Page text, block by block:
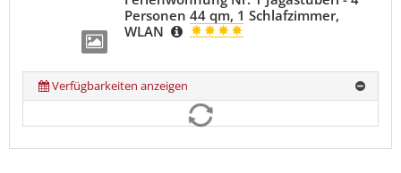
Personen 44 qm, 1 Schlafzimmer,
WLAN
Verfügbarkeiten anzeigen